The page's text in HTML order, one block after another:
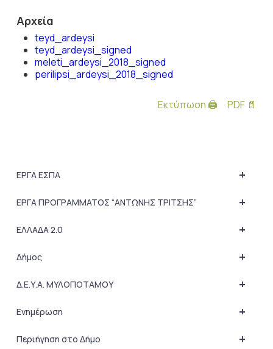
Αρχεία
teyd_ardeysi
teyd_ardeysi_signed
meleti_ardeysi_2018_signed
perilipsi_ardeysi_2018_signed
Εκτύπωση 🖨 PDF 📄
+
ΕΡΓΑ ΕΣΠΑ
+
ΕΡΓΑ ΠΡΟΓΡΑΜΜΑΤΟΣ “ΑΝΤΩΝΗΣ ΤΡΙΤΣΗΣ”
+
ΕΛΛΑΔΑ 2.0
+
Δήμος
+
Δ.Ε.Υ.Α. ΜΥΛΟΠΟΤΑΜΟΥ
+
Ενημέρωση
+
Περιήγηση στο Δήμο